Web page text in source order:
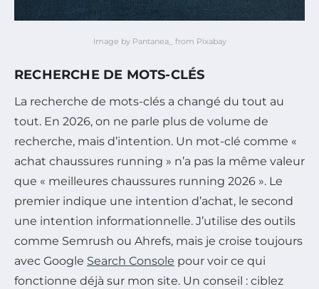
Image by Pantanea_ from Pixabay
RECHERCHE DE MOTS-CLÉS
La recherche de mots-clés a changé du tout au
tout. En 2026, on ne parle plus de volume de
recherche, mais d’intention. Un mot-clé comme «
achat chaussures running » n’a pas la même valeur
que « meilleures chaussures running 2026 ». Le
premier indique une intention d’achat, le second
une intention informationnelle. J’utilise des outils
comme Semrush ou Ahrefs, mais je croise toujours
avec Google Search Console pour voir ce qui
fonctionne déjà sur mon site. Un conseil : ciblez